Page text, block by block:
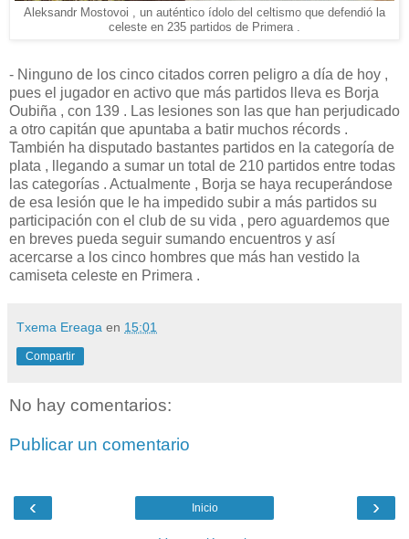
Aleksandr Mostovoi , un auténtico ídolo del celtismo que defendió la
celeste en 235 partidos de Primera .
- Ninguno de los cinco citados corren peligro a día de hoy ,
pues el jugador en activo que más partidos lleva es Borja
Oubiña , con 139 . Las lesiones son las que han perjudicado
a otro capitán que apuntaba a batir muchos récords .
También ha disputado bastantes partidos en la categoría de
plata , llegando a sumar un total de 210 partidos entre todas
las categorías . Actualmente , Borja se haya recuperándose
de esa lesión que le ha impedido subir a más partidos su
participación con el club de su vida , pero aguardemos que
en breves pueda seguir sumando encuentros y así
acercarse a los cinco hombres que más han vestido la
camiseta celeste en Primera .
Txema Ereaga en 15:01
Compartir
No hay comentarios:
Publicar un comentario
‹ ›
Inicio